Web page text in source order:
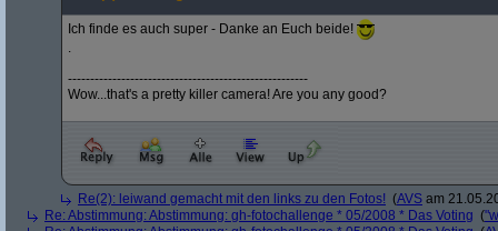
Ich finde es auch super - Danke an Euch beide!
.
------------------------------------------------------
Wow...that's a pretty killer camera! Are you any good?
Re(2): leiwand gemacht mit den links zu den Fotos! (AVS am
Re: Abstimmung: Abstimmung: gh-fotochallenge * 05/2008 * Das Voting (